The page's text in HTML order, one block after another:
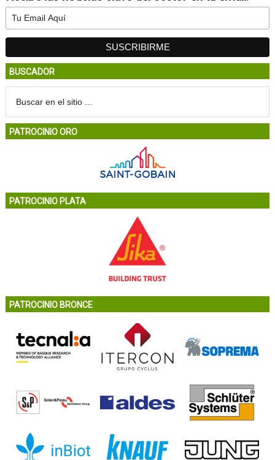
BUSCADOR
PATROCINIO ORO
PATROCINIO PLATA
PATROCINIO BRONCE